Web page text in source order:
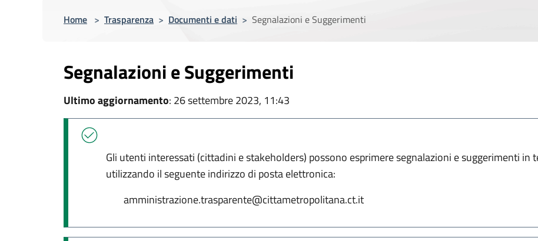
Home > Trasparenza > Documenti e dati > Segnalazioni e Suggerimenti
Segnalazioni e Suggerimenti
Ultimo aggiornamento: 26 settembre 2023, 11:43
Gli utenti interessati (cittadini e stakeholders) possono esprimere segnalazioni e suggerimenti in
utilizzando il seguente indirizzo di posta elettronica:
amministrazione.trasparente@cittametropolitana.ct.it